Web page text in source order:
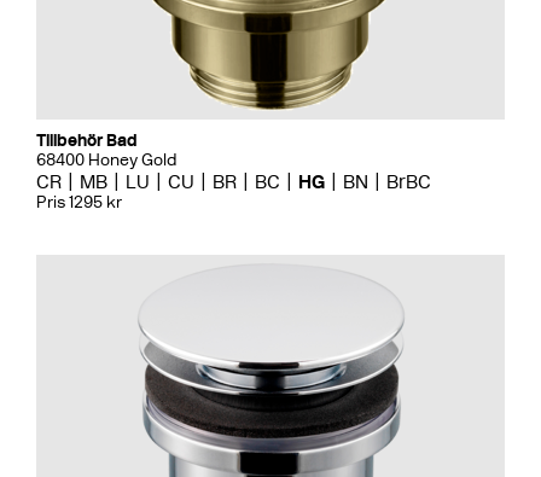
Tillbehör Bad
68400 Honey Gold
CR MB LU CU BR BC HG BN BrBC
Pris 1295 kr